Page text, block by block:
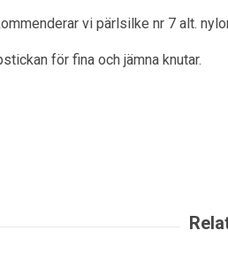
vi pärlsilke nr 7 alt.
för fina och jämna knutar.